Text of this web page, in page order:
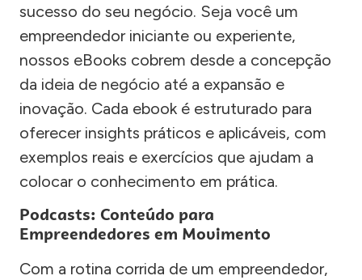
sucesso do seu negócio. Seja você um
empreendedor iniciante ou experiente,
nossos eBooks cobrem desde a concepção
da ideia de negócio até a expansão e
inovação. Cada ebook é estruturado para
oferecer insights práticos e aplicáveis, com
exemplos reais e exercícios que ajudam a
colocar o conhecimento em prática.
Podcasts: Conteúdo para
Empreendedores em Movimento
Com a rotina corrida de um empreendedor,